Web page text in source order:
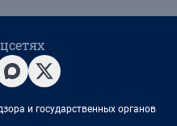
и государственных органов